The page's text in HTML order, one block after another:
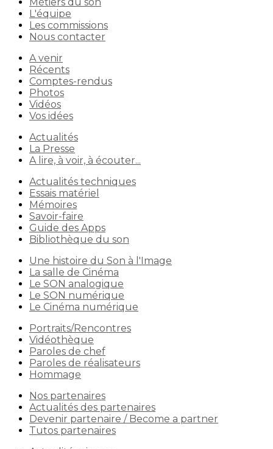
L'équipe
Les commissions
Nous contacter
A venir
Récents
Comptes-rendus
Photos
Vidéos
Vos idées
Actualités
La Presse
A lire, à voir, à écouter...
Actualités techniques
Essais matériel
Mémoires
Savoir-faire
Guide des Apps
Bibliothèque du son
Une histoire du Son à l'Image
La salle de Cinéma
Le SON analogique
Le SON numérique
Le Cinéma numérique
Portraits/Rencontres
Vidéothèque
Paroles de chef
Paroles de réalisateurs
Hommage
Nos partenaires
Actualités des partenaires
Devenir partenaire / Become a partner
Tutos partenaires